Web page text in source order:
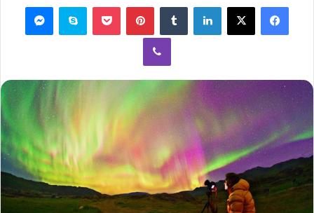
فيسبوك لينكدإن بينتيريست سكايب
ڤايبر